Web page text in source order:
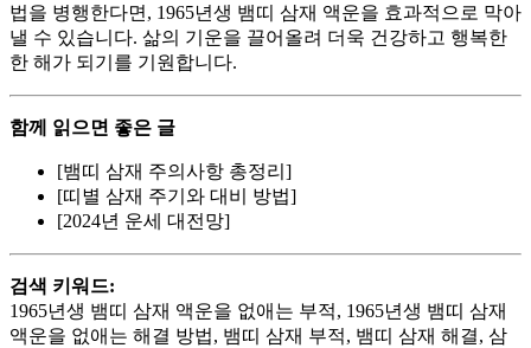
법을 병행한다면, 1965년생 뱀띠 삼재 액운을 효과적으로 막아
낼 수 있습니다. 삶의 기운을 끌어올려 더욱 건강하고 행복한
한 해가 되기를 기원합니다.
함께 읽으면 좋은 글
[뱀띠 삼재 주의사항 총정리]
[띠별 삼재 주기와 대비 방법]
[2024년 운세 대전망]
검색 키워드:
1965년생 뱀띠 삼재 액운을 없애는 부적, 1965년생 뱀띠 삼재
액운을 없애는 해결 방법, 뱀띠 삼재 부적, 뱀띠 삼재 해결, 삼